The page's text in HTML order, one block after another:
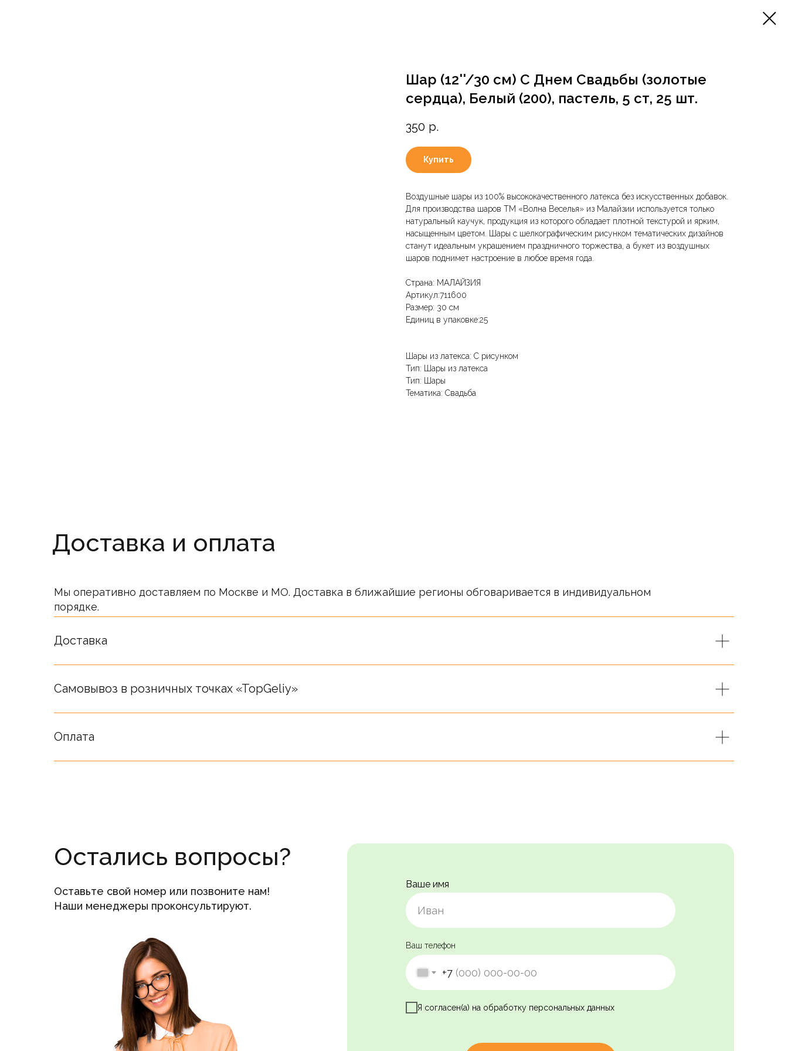
Шар (12''/30 см) С Днем Свадьбы (золотые
сердца), Белый (200), пастель, 5 ст, 25 шт.
350 р.
Купить
Воздушные шары из 100% высококачественного латекса без искусственных добавок.
Для производства шаров ТМ «Волна Веселья» из Малайзии используется только
натуральный каучук, продукция из которого обладает плотной текстурой и ярким,
насыщенным цветом. Шары с шелкографическим рисунком тематических дизайнов
станут идеальным украшением праздничного торжества, а букет из воздушных
шаров поднимет настроение в любое время года.
Страна: МАЛАЙЗИЯ
Артикул:711600
Размер: 30 см
Единиц в упаковке:25
Шары из латекса: С рисунком
Тип: Шары из латекса
Тип: Шары
Тематика: Свадьба
Доставка и оплата
Мы оперативно доставляем по Москве и МО. Доставка в ближайшие регионы обговаривается в индивидуальном
порядке.
Окончательная стоимость определяется после подтверждения менеджерами компании.
Доставка
Самовывоз в розничных точках «TopGeliy»
Оплата
Остались вопросы?
Оставьте свой номер или позвоните нам!
Наши менеджеры проконсультируют.
Ваше имя
Ваш телефон
+7
Я согласен(а) на обработку персональных данных